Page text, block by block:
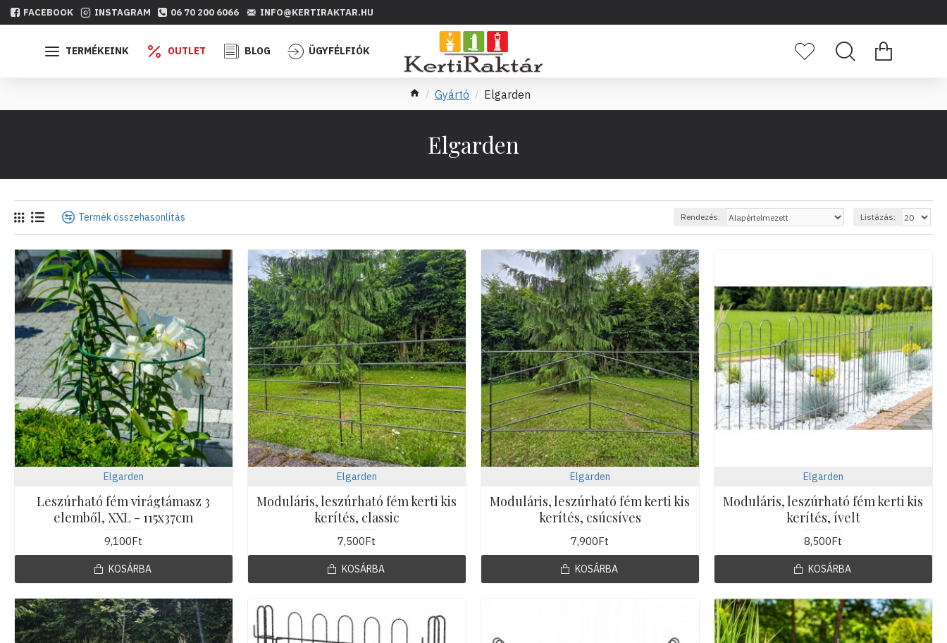
FACEBOOK INSTAGRAM 06 70 200 6066 INFO@KERTIRAKTAR.HU
TERMÉKEINK OUTLET BLOG ÜGYFÉLFIÓK
Gyártó Elgarden
Elgarden
Termék összehasonlítás Rendezés: Listázás:
Elgarden
Leszúrható fém virágtámasz 3
elemből, XXL - 115x37cm
9,100Ft
KOSÁRBA
Elgarden
Moduláris, leszúrható fém kerti kis
kerítés, classic
7,500Ft
KOSÁRBA
Elgarden
Moduláris, leszúrható fém kerti kis
kerítés, csúcsíves
7,900Ft
KOSÁRBA
Elgarden
Moduláris, leszúrható fém kerti kis
kerítés, ívelt
8,500Ft
KOSÁRBA